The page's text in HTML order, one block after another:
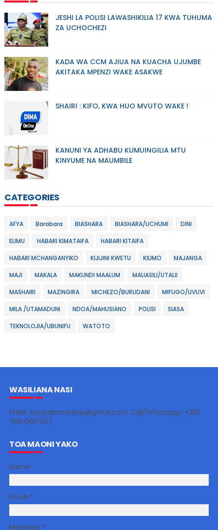
JESHI LA POLISI LAWASHIKILIA 17 KWA TUHUMA
ZA UCHOCHEZI
KADA WA CCM AJIUA NA KUACHA UJUMBE
AKITAKA MPENZI WAKE ASAKWE
SHAIRI : KIFO, KWA HUO MVUTO WAKE !
KANUNI YA ADHABU KUMUINGILIA MTU
KINYUME NA MAUMBILE
CATEGORIES
AFYA Barabara BIASHARA BIASHARA/UCHUMI DINI
ELIMU HABARI KIMATAIFA HABARI KITAIFA
HABARI MCHANGANYIKO KIJIJINI KWETU KILIMO MAJANGA
MAJI MAKALA MAKUNDI MAALUM MALIASILI/UTALII
MASHAIRI MAZINGIRA MICHEZO/BURUDANI MIFUGO/UVUVI
MILA /UTAMADUNI NDOA/MAHUSIANO POLISI SIASA
TEKNOLOJIA/UBUNIFU WATOTO
WASILIANA NASI
EMAIL: blog.dimaonline@gmail.com Call/Whatsapp: +255
788 000 607
TOA MAONI YAKO
Name
Email *
Message *